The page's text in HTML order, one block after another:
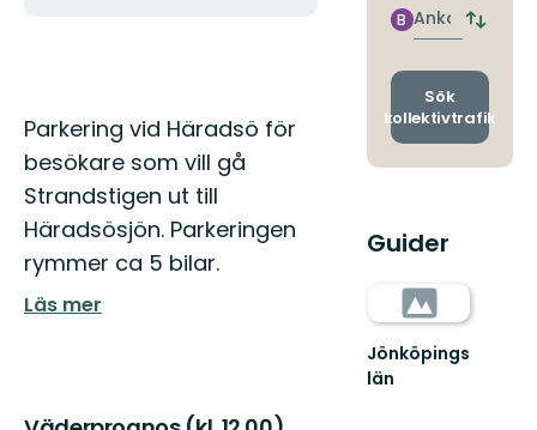
Beskrivning
Parkering vid Häradsö för
besökare som vill gå
Strandstigen ut till
Häradsösjön. Parkeringen
rymmer ca 5 bilar.
Läs mer
Ankomst
B
Byt
och
Sök
kollektivtrafik
Guider
Jönköpings
län